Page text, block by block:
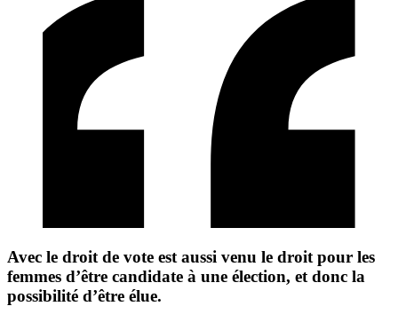
Avec le droit de vote est aussi venu le droit pour les
femmes d’être candidate à une élection, et donc la
possibilité d’être élue.